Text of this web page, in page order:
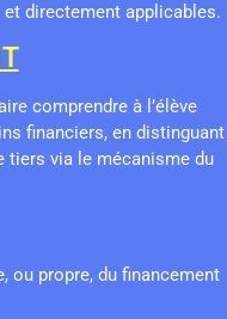
directement applicables.
comprendre à l’élève
financiers, en distinguant
tiers via le mécanisme du
ou propre, du financement